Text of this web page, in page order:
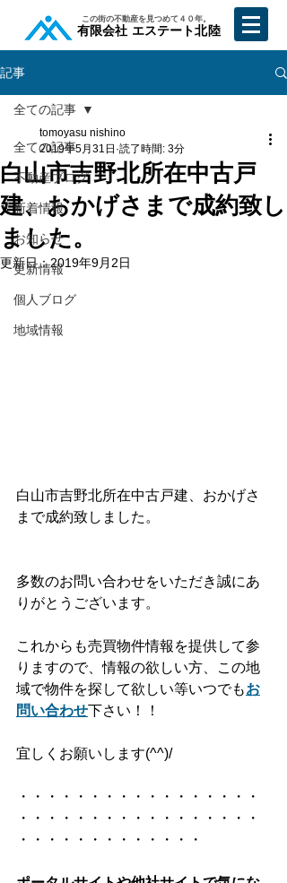
​この街の不動産を見つめて４０年。
​有限会社 エステート北陸
記事
全ての記事
不動産ブログ
新着情報
お知らせ
更新情報
個人ブログ
地域情報
全ての記事
白山市吉野北所在中古戸
建、おかげさまで成約致し
ました。
tomoyasu nishino
2019年5月31日 読了時間: 3分
更新日：2019年9月2日
白山市吉野北所在中古戸建、おかげさ
まで成約致しました。
多数のお問い合わせをいただき誠にあ
りがとうございます。
これからも売買物件情報を提供して参
りますので、情報の欲しい方、この地
域で物件を探して欲しい等いつでもお
問い合わせ下さい！！
宜しくお願いします(^^)/
・・・・・・・・・・・・・・・・・
・・・・・・・・・・・・・・・・・
・・・・・・・・・・・・・